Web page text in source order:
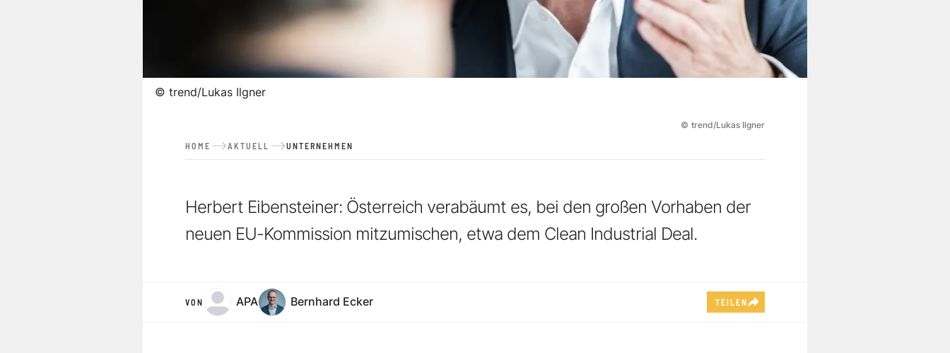
© trend/Lukas Ilgner
© trend/Lukas Ilgner
HOME AKTUELL UNTERNEHMEN
Herbert Eibensteiner: Österreich verabäumt es, bei den großen Vorhaben der
neuen EU-Kommission mitzumischen, etwa dem Clean Industrial Deal.
VON APA Bernhard Ecker TEILEN